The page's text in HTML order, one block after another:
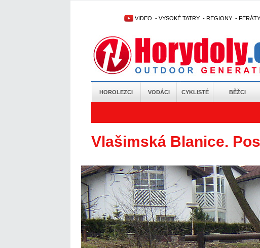
VIDEO - VYSOKÉ TATRY - REGIONY - FERÁTY
HOROLEZCI VODÁCI CYKLISTÉ BĚŽCI
Vlašimská Blanice.